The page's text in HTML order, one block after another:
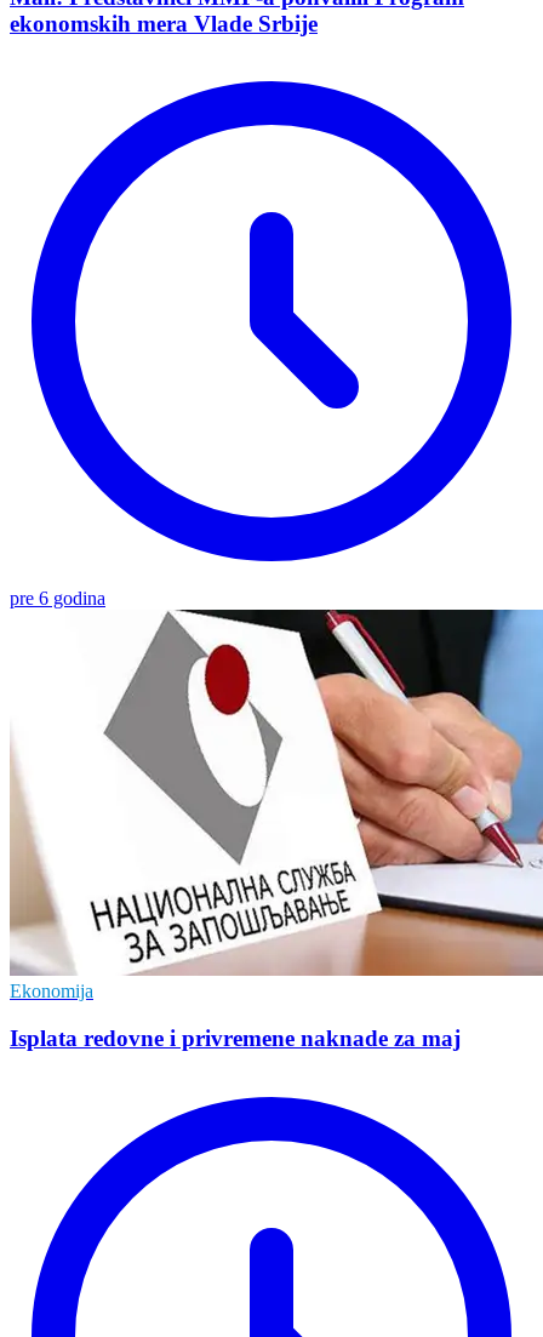
ekonomskih mera Vlade Srbije
pre 6 godina
Ekonomija
Isplata redovne i privremene naknade za maj